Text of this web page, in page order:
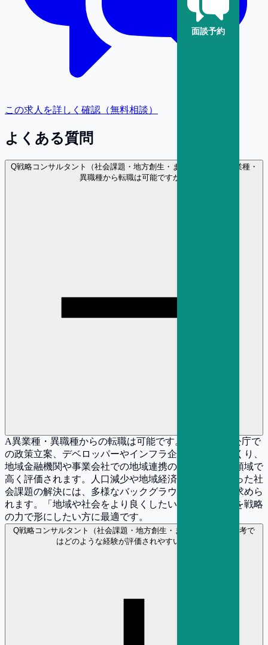
面談予約
この求人を詳しく確認（無料相談）
よくある質問
Q戦略コンサルタント（社会課題・地方創生・まちづくり）に異業種・
異職種から転職は可能ですか？
A異業種・異職種からの転職は可能です。自治体・官公庁で
の政策立案、デベロッパーやインフラ企業でのまちづくり、
地域金融機関や事業会社での地域連携の経験は、この領域で
高く評価されます。人口減少や地域経済の活性化といった社
会課題の解決には、多様なバックグラウンドの視点が求めら
れます。「地域や社会をより良くしたい」という想いを戦略
の力で形にしたい方に最適です。
Q戦略コンサルタント（社会課題・地方創生・まちづくり） の選考で
はどのような経験が評価されやすいですか？